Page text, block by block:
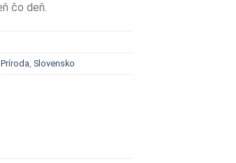
čo deň.
,Príroda ,Slovensko